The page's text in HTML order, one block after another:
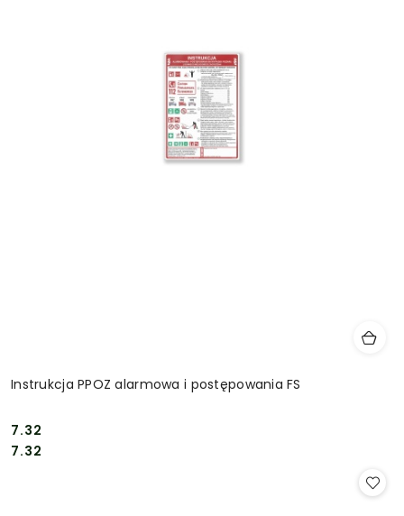
Instrukcja PPOZ alarmowa i postępowania FS
Cena:
7.32
Cena:
7.32